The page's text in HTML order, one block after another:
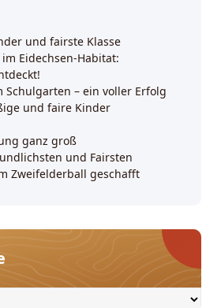
und fairste Klasse
Eidechsen-Habitat:
Schulgarten – ein voller Erfolg
und faire Kinder
ganz groß
und Fairsten
Zweifelderball geschafft